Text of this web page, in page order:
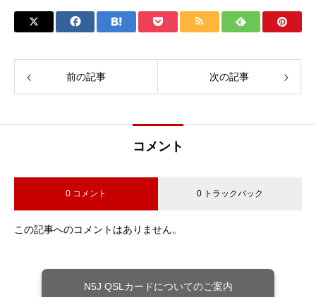
前の記事 次の記事
コメント
0 コメント 0 トラックバック
この記事へのコメントはありません。
N5J QSLカードについてのご案内